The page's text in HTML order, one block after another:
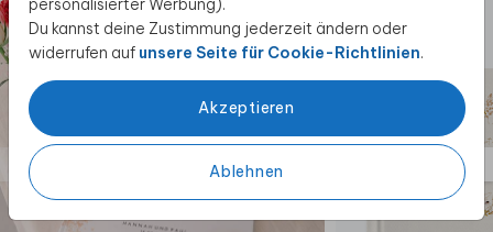
personalisierter Werbung).
Du kannst deine Zustimmung jederzeit ändern oder
widerrufen auf unsere Seite für Cookie-Richtlinien.
Akzeptieren
Ablehnen